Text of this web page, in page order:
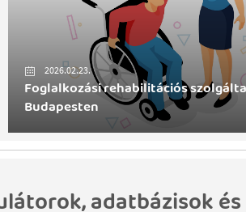
2026.02.23.
Foglalkozási rehabilitációs
Budapesten
adatbázisok